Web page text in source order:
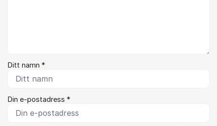
Ditt namn *
Din e-postadress *